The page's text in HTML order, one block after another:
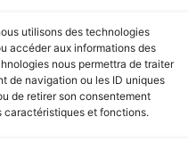
utilisons des technologies
accéder aux informations des
nous permettra de traiter
de navigation ou les ID uniques
de retirer son consentement
caractéristiques et fonctions.